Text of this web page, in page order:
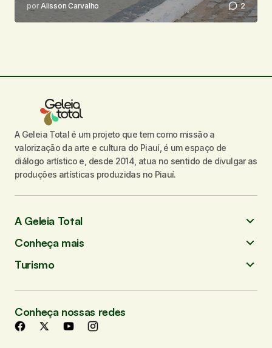
por Alisson Carvalho 2
A Geleia Total é um projeto que tem como missão a
valorização da arte e cultura do Piauí, é um espaço de
diálogo artístico e, desde 2014, atua no sentido de divulgar as
produções artísticas produzidas no Piauí.
A Geleia Total
Conheça mais
Turismo
Conheça nossas redes